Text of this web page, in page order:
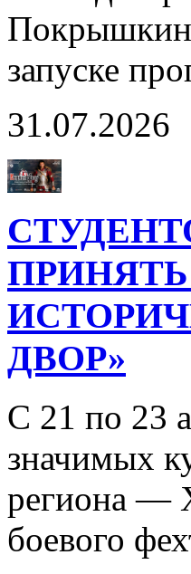
запуске
31.07.2026
ДВОР»
С 21 по 23
значимых
региона —
боевого